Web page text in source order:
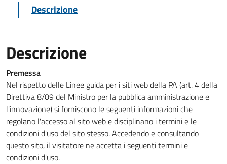
Descrizione
Descrizione
Premessa
Nel rispetto delle Linee guida per i siti web della PA (art. 4 della
Direttiva 8/09 del Ministro per la pubblica amministrazione e
l'innovazione) si forniscono le seguenti informazioni che
regolano l'accesso al sito web e disciplinano i termini e le
condizioni d'uso del sito stesso. Accedendo e consultando
questo sito, il visitatore ne accetta i seguenti termini e
condizioni d'uso.